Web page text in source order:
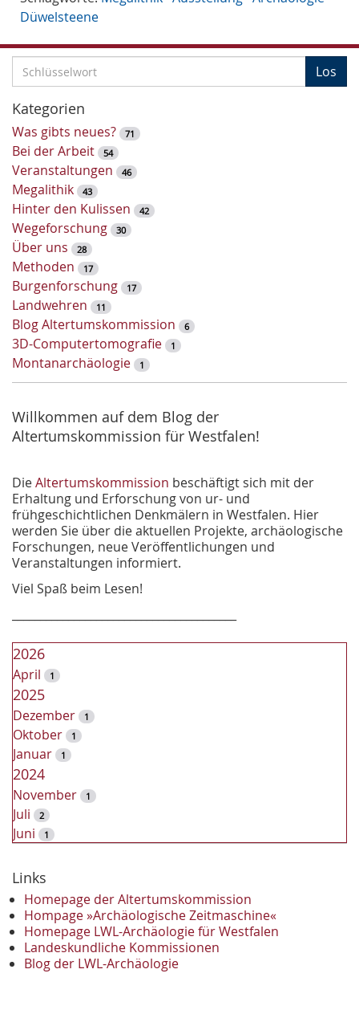
Düwelsteene
c
h
l
ü
s
s
e
l
w
o
r
t
-
S
u
c
e
Los
Kategorien
Was gibts neues? 71
Bei der Arbeit 54
Veranstaltungen 46
Megalithik 43
Hinter den Kulissen 42
Wegeforschung 30
Über uns 28
Methoden 17
Burgenforschung 17
Landwehren 11
Blog Altertumskommission 6
3D-Computertomografie 1
Montanarchäologie 1
Willkommen auf dem Blog der
Altertumskommission für Westfalen!
DieAltertumskommission beschäftigt sich mit der
Erhaltung und Erforschung von ur- und
frühgeschichtlichen Denkmälern in Westfalen. Hier
werden Sie über die aktuellen Projekte, archäologische
Forschungen, neue Veröffentlichungen und
Veranstaltungen informiert.
Viel Spaß beim Lesen!
2026
April 1
2025
Dezember 1
Oktober 1
Januar 1
2024
November 1
Juli 2
Juni 1
Dezember
November 2
Oktober 1
September 2
August 1
Mai 1
Links
Homepage der Altertumskommission
Hompage »Archäologische Zeitmaschine«
Homepage LWL-Archäologie für Westfalen
Landeskundliche Kommissionen
Blog der LWL-Archäologie